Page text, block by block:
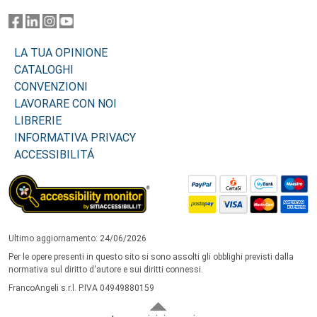
LA TUA OPINIONE
CATALOGHI
CONVENZIONI
LAVORARE CON NOI
LIBRERIE
INFORMATIVA PRIVACY
ACCESSIBILITÁ
Ultimo aggiornamento: 24/06/2026
Per le opere presenti in questo sito si sono assolti gli obblighi previsti dalla
normativa sul diritto d'autore e sui diritti connessi.
FrancoAngeli s.r.l. P.IVA 04949880159